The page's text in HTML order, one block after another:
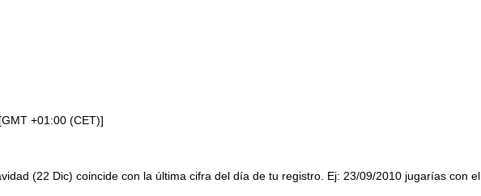
+01:00 (CET)]
(22 Dic) coincide con la última cifra del día de tu registro. Ej: 23/09/2010 jugarías con el